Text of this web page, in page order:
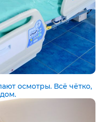
осмотры. Всё чётко,